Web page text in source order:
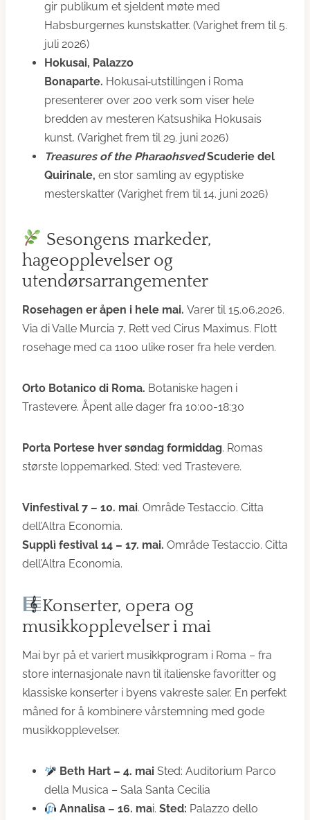
gir publikum et sjeldent møte med
Habsburgernes kunstskatter. (Varighet frem til 5.
juli 2026)
Hokusai, Palazzo
Bonaparte. Hokusai‑utstillingen i Roma
presenterer over 200 verk som viser hele
bredden av mesteren Katsushika Hokusais
kunst, (Varighet frem til 29. juni 2026)
Treasures of the PharaohsvedScuderie del
Quirinale, en stor samling av egyptiske
mesterskatter (Varighet frem til 14. juni 2026)
Sesongens markeder,
hageopplevelser og
utendørsarrangementer
Rosehagen er åpen i hele mai. Varer til 15.06.2026.
Via di Valle Murcia 7, Rett ved Cirus Maximus. Flott
rosehage med ca 1100 ulike roser fra hele verden.
Orto Botanico di Roma. Botaniske hagen i
Trastevere. Åpent alle dager fra 10:00-18:30
Porta Portese hver søndag formiddag. Romas
største loppemarked. Sted: ved Trastevere.
Vinfestival 7 – 10. mai. Område Testaccio. Citta
dell’Altra Economia.
Supplì festival 14 – 17. mai. Område Testaccio. Citta
dell’Altra Economia.
Konserter, opera og
musikkopplevelser i mai
Mai byr på et variert musikkprogram i Roma – fra
store internasjonale navn til italienske favoritter og
klassiske konserter i byens vakreste saler. En perfekt
måned for å kombinere vårstemning med gode
musikkopplevelser.
Beth Hart – 4. mai Sted: Auditorium Parco
della Musica – Sala Santa Cecilia
Annalisa – 16. mai.Sted: Palazzo dello